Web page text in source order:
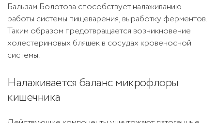
Бальзам Болотова способствует налаживанию
работы системы пищеварения, выработку ферментов.
Таким образом предотвращается возникновение
холестериновых бляшек в сосудах кровеносной
системы.
Налаживается баланс микрофлоры
кишечника